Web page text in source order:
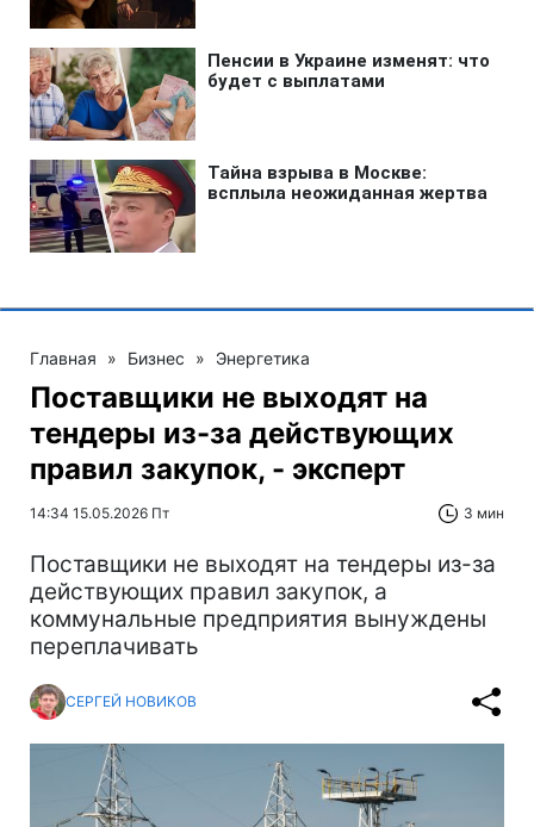
Главная » Бизнес » Энергетика
Поставщики не выходят на
тендеры из-за действующих
правил закупок, - эксперт
14:34 15.05.2026 Пт 3 мин
Поставщики не выходят на тендеры из-за
действующих правил закупок, а
коммунальные предприятия вынуждены
переплачивать
СЕРГЕЙ НОВИКОВ